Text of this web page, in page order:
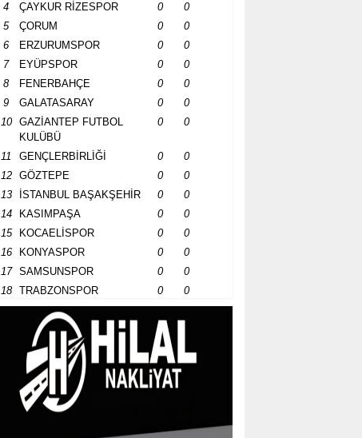
4 ÇAYKUR RİZESPOR 0
0
5
ÇORUM 0
0
6
ERZURUMSPOR 0
0
7
EYÜPSPOR 0
0
8
FENERBAHÇE 0
0
9
GALATASARAY 0
0
10
GAZİANTEP FUTBOL
KULÜBÜ
0 0
11 GENÇLERBİRLİĞİ 0
0
12
GÖZTEPE 0
0
13
İSTANBUL BAŞAKŞEHİR 0
0
14
KASIMPAŞA 0
0
15
KOCAELİSPOR 0
0
16
KONYASPOR 0
0
17
SAMSUNSPOR 0
0
18
TRABZONSPOR 0 0